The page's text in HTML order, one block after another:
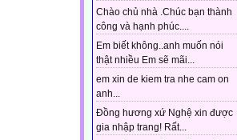
Chào chủ nhà .Chúc bạn thành
công và hạnh phúc....
Em biết không..anh muốn nói
thật nhiều Em sẽ mãi...
em xin de kiem tra nhe cam on
anh...
Đồng hương xứ Nghệ xin được
gia nhập trang! Rất...